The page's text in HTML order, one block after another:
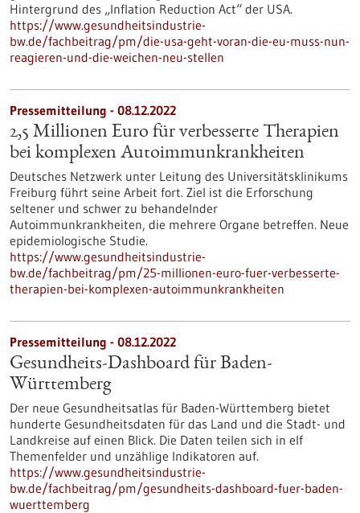
Hintergrund des „Inflation Reduction Act“ der USA.
https://www.gesundheitsindustrie-
bw.de/fachbeitrag/pm/die-usa-geht-voran-die-eu-muss-nun-
reagieren-und-die-weichen-neu-stellen
Pressemitteilung - 08.12.2022
2,5 Millionen Euro für verbesserte Therapien
bei komplexen Autoimmunkrankheiten
Deutsches Netzwerk unter Leitung des Universitätsklinikums
Freiburg führt seine Arbeit fort. Ziel ist die Erforschung
seltener und schwer zu behandelnder
Autoimmunkrankheiten, die mehrere Organe betreffen. Neue
epidemiologische Studie.
https://www.gesundheitsindustrie-
bw.de/fachbeitrag/pm/25-millionen-euro-fuer-verbesserte-
therapien-bei-komplexen-autoimmunkrankheiten
Pressemitteilung - 08.12.2022
Gesundheits-Dashboard für Baden-
Württemberg
Der neue Gesundheitsatlas für Baden-Württemberg bietet
hunderte Gesundheitsdaten für das Land und die Stadt- und
Landkreise auf einen Blick. Die Daten teilen sich in elf
Themenfelder und unzählige Indikatoren auf.
https://www.gesundheitsindustrie-
bw.de/fachbeitrag/pm/gesundheits-dashboard-fuer-baden-
wuerttemberg